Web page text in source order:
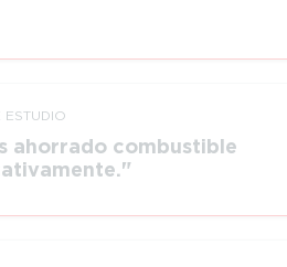
ESTUDIO
ahorrado combustible